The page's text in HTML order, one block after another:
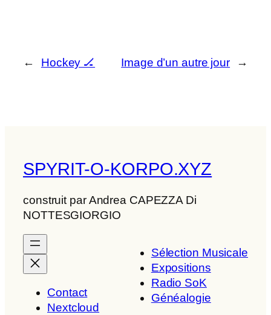
← Hockey 🏒 Image d’un autre jour →
SPYRIT-O-KORPO.XYZ
construit par Andrea CAPEZZA Di
NOTTESGIORGIO
Contact
Nextcloud
Sélection Musicale
Expositions
Radio SoK
Généalogie